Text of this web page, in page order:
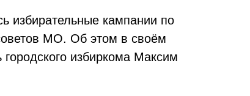
избирательные кампании по
МО. Об этом в своём
городского избиркома Максим